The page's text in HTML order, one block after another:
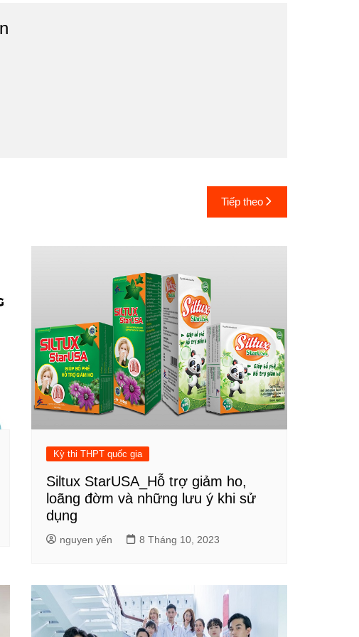
Tiếp theo
Kỳ thi THPT quốc gia
Siltux StarUSA_Hỗ trợ giảm ho,
loãng đờm và những lưu ý khi sử
dụng
nguyen yến 8 Tháng 10, 2023